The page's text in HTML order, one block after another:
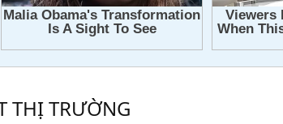
THỊ TRƯỜNG